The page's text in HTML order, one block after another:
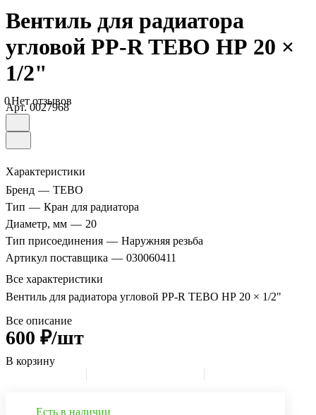
Вентиль для радиатора
угловой PP-R TEBO НР 20 ×
1/2"
0Нет отзывов
Арт.0027968
Характеристики
Бренд — TEBO
Тип — Кран для радиатора
Диаметр, мм — 20
Тип присоединения — Наружняя резьба
Артикул поставщика — 030060411
Все характеристики
Вентиль для радиатора угловой PP-R TEBO НР 20 × 1/2"
Все описание
600 ₽/шт
В корзину
Есть в наличии